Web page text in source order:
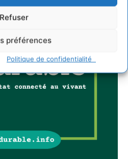
Refuser
préférences
Politique de confidentialité